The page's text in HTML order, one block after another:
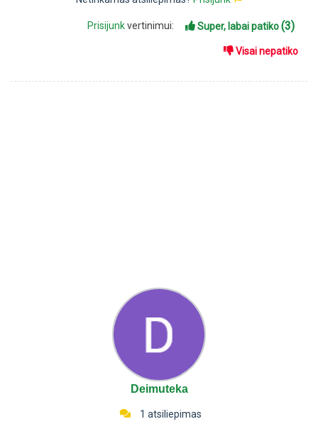
Prisijunkvertinimui: Super, labai patiko(3)
Visai nepatiko
Deimuteka
1 atsiliepimas